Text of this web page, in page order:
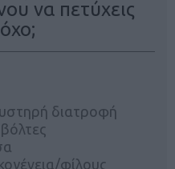
να πετύχεις
διατροφή
φίλους